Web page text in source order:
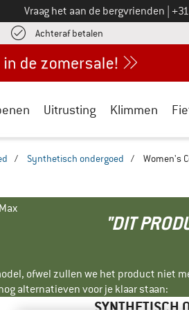
Vraag het aan de bergvrienden Bel
Achteraf betalen vind de
Uitrusting Klimmen
/ Synthetisch ondergoed / Women's
"DIT
ofwel zullen we het product niet
alternatieven voor je klaar staan: